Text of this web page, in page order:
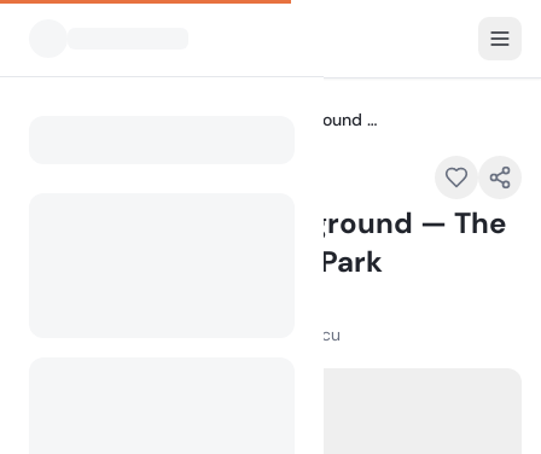
Crooked River Campground — The Cove Palisades State Park
Crooked River Campground — The
Cove Palisades State Park
ogledov v zadnjem mesecu